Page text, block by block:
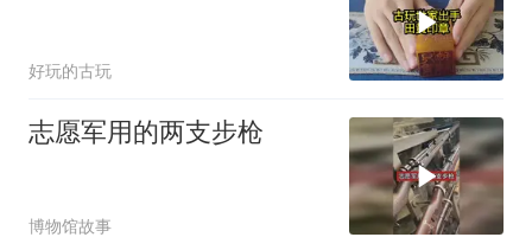
好玩的古玩
志愿军用的两支步枪
博物馆故事